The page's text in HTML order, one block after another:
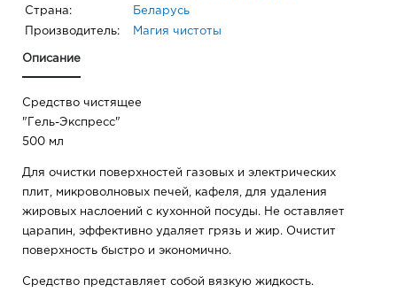
Страна: Беларусь
Производитель: Магия чистоты
Описание
Средство чистящее
"Гель-Экспресс"
500 мл
Для очистки поверхностей газовых и электрических
плит, микроволновых печей, кафеля, для удаления
жировых наслоений с кухонной посуды. Не оставляет
царапин, эффективно удаляет грязь и жир. Очистит
поверхность быстро и экономично.
Средство представляет собой вязкую жидкость.